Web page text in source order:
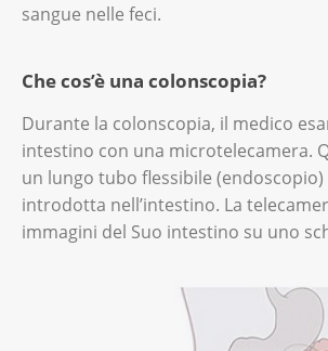
sangue nelle feci.
Che cos’è una colonscopia?
Durante la colonscopia, il medico
intestino con una microtelecamera.
un lungo tubo flessibile (endoscopio)
introdotta nell’intestino. La
immagini del Suo intestino su uno